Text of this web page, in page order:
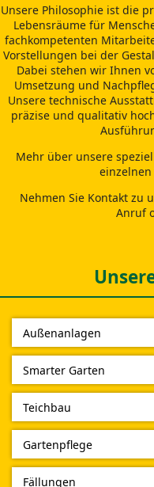
Unsere Philosophie ist die
Lebensräume für
fachkompetenten
Vorstellungen bei der
Dabei stehen wir Ihnen
Umsetzung und
Unsere technische
präzise und qualitativ
Mehr über unsere
Nehmen Sie Kontakt zu
Anruf
Außenanlagen
Smarter Garten
Teichbau
Gartenpflege
Fällungen